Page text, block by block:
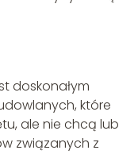
doskonałym
które
ale nie chcą lub
związanych z